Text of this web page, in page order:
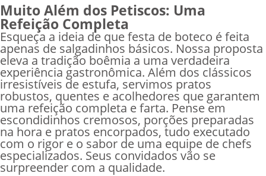
Muito Além dos Petiscos: Uma
Refeição Completa
Esqueça a ideia de que festa de boteco é feita
apenas de salgadinhos básicos. Nossa proposta
eleva a tradição boêmia a uma verdadeira
experiência gastronômica. Além dos clássicos
irresistíveis de estufa, servimos pratos
robustos, quentes e acolhedores que garantem
uma refeição completa e farta. Pense em
escondidinhos cremosos, porções preparadas
na hora e pratos encorpados, tudo executado
com o rigor e o sabor de uma equipe de chefs
especializados. Seus convidados vão se
surpreender com a qualidade.